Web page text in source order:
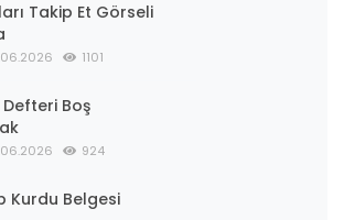
Takip Et Görseli
1101
Defteri Boş
924
Kurdu Belgesi